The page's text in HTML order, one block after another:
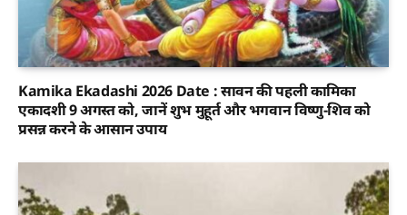
Kamika Ekadashi 2026 Date : सावन की पहली कामिका
एकादशी 9 अगस्त को, जानें शुभ मुहूर्त और भगवान विष्णु-शिव को
प्रसन्न करने के आसान उपाय